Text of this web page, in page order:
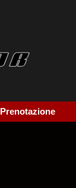
Prenotazione